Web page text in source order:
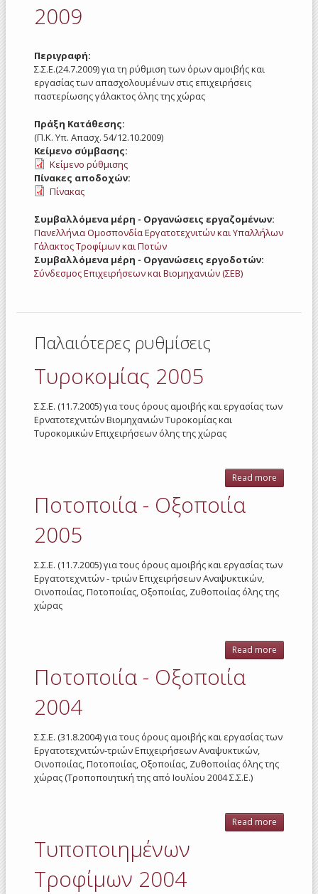
2009
Περιγραφή:
Σ.Σ.Ε.(24.7.2009) για τη ρύθμιση των όρων αμοιβής και
εργασίας των απασχολουμένων στις επιχειρήσεις
παστερίωσης γάλακτος όλης της χώρας
Πράξη Κατάθεσης:
(Π.Κ. Υπ. Απασχ. 54/12.10.2009)
Κείμενο σύμβασης:
Κείμενο ρύθμισης
Πίνακες αποδοχών:
Πίνακας
Συμβαλλόμενα μέρη - Οργανώσεις εργαζομένων:
Πανελλήνια Ομοσπονδία Εργατοτεχνιτών και Υπαλλήλων
Γάλακτος Τροφίμων και Ποτών
Συμβαλλόμενα μέρη - Οργανώσεις εργοδοτών:
Σύνδεσμος Επιχειρήσεων και Βιομηχανιών (ΣΕΒ)
Παλαιότερες ρυθμίσεις
Τυροκομίας 2005
Σ.Σ.Ε. (11.7.2005) για τους όρους αμοιβής και εργασίας των
Ερνατοτεχνιτών Βιομηχανιών Τυροκομίας και
Τυροκομικών Επιχειρήσεων όλης της χώρας
Read more
Ποτοποιία - Οξοποιία
2005
Σ.Σ.Ε. (11.7.2005) για τους όρους αμοιβής και εργασίας των
Εργατοτεχνιτών - τριών Επιχειρήσεων Αναψυκτικών,
Οινοποιίας, Ποτοποιίας, Οξοποιίας, Ζυθοποιίας όλης της
χώρας
Read more
Ποτοποιία - Οξοποιία
2004
Σ.Σ.Ε. (31.8.2004) για τους όρους αμοιβής και εργασίας των
Εργατοτεχνιτών-τριών Επιχειρήσεων Αναψυκτικών,
Οινοποιίας, Ποτοποιίας, Οξοποιίας, Ζυθοποιίας όλης της
χώρας (Τροποποιητική της από Ιουλίου 2004 Σ.Σ.Ε.)
Read more
Τυποποιημένων
Τροφίμων 2004